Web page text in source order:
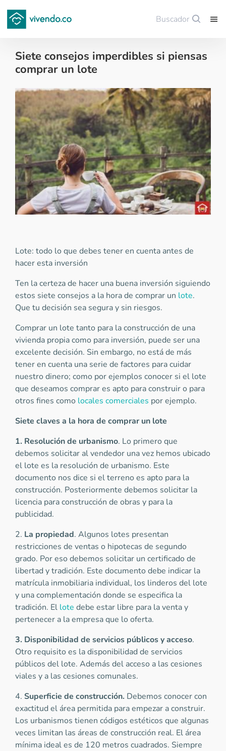
Buscador
Siete consejos imperdibles si piensas
comprar un lote
Decoración - 2018-06-16
Lote: todo lo que debes tener en cuenta antes de
hacer esta inversión
Ten la certeza de hacer una buena inversión siguiendo
estos siete consejos a la hora de comprar un lote.
Que tu decisión sea segura y sin riesgos.
Comprar un lote tanto para la construcción de una
vivienda propia como para inversión, puede ser una
excelente decisión. Sin embargo, no está de más
tener en cuenta una serie de factores para cuidar
nuestro dinero; como por ejemplos conocer si el lote
que deseamos comprar es apto para construir o para
otros fines como locales comerciales por ejemplo.
Siete claves a la hora de comprar un lote
1. Resolución de urbanismo. Lo primero que
debemos solicitar al vendedor una vez hemos ubicado
el lote es la resolución de urbanismo. Este
documento nos dice si el terreno es apto para la
construcción. Posteriormente debemos solicitar la
licencia para construcción de obras y para la
publicidad.
2. La propiedad. Algunos lotes presentan
restricciones de ventas o hipotecas de segundo
grado. Por eso debemos solicitar un certificado de
libertad y tradición. Este documento debe indicar la
matrícula inmobiliaria individual, los linderos del lote
y una complementación donde se especifica la
tradición. El lote debe estar libre para la venta y
pertenecer a la empresa que lo oferta.
3. Disponibilidad de servicios públicos y acceso.
Otro requisito es la disponibilidad de servicios
públicos del lote. Además del acceso a las cesiones
viales y a las cesiones comunales.
4. Superficie de construcción. Debemos conocer con
exactitud el área permitida para empezar a construir.
Los urbanismos tienen códigos estéticos que algunas
veces limitan las áreas de construcción real. El área
mínima ideal es de 120 metros cuadrados. Siempre
Guardar